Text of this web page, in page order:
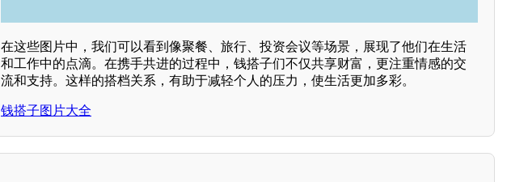
在这些图片中，我们可以看到像聚餐、旅行、投资会议等场景，展现了他们在生活
和工作中的点滴。在携手共进的过程中，钱搭子们不仅共享财富，更注重情感的交
流和支持。这样的搭档关系，有助于减轻个人的压力，使生活更加多彩。
钱搭子图片大全